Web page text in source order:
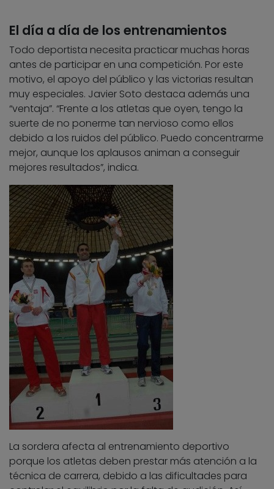
El día a día de los entrenamientos
Todo deportista necesita practicar muchas horas
antes de participar en una competición. Por este
motivo, el apoyo del público y las victorias resultan
muy especiales. Javier Soto destaca además una
“ventaja”. “Frente a los atletas que oyen, tengo la
suerte de no ponerme tan nervioso como ellos
debido a los ruidos del público. Puedo concentrarme
mejor, aunque los aplausos animan a conseguir
mejores resultados”, indica.
La sordera afecta al entrenamiento deportivo
porque los atletas deben prestar más atención a la
técnica de carrera, debido a las dificultades para